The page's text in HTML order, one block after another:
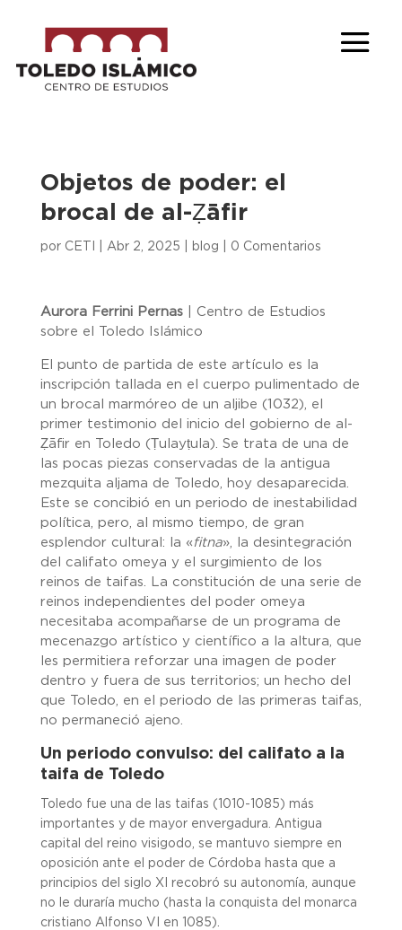
Objetos de poder: el
brocal de al-Ẓāfir
por CETI Abr 2, 2025 blog 0 Comentarios
Aurora Ferrini Pernas| Centro de Estudios
sobre el Toledo Islámico
El punto de partida de este artículo es la
inscripción tallada en el cuerpo pulimentado de
un brocal marmóreo de un aljibe (1032), el
primer testimonio del inicio del gobierno de al-
Ẓāfir en Toledo (Ṭulayṭula). Se trata de una de
las pocas piezas conservadas de la antigua
mezquita aljama de Toledo, hoy desaparecida.
Este se concibió en un periodo de inestabilidad
política, pero, al mismo tiempo, de gran
esplendor cultural: la « fitna», la desintegración
del califato omeya y el surgimiento de los
reinos de taifas. La constitución de una serie de
reinos independientes del poder omeya
necesitaba acompañarse de un programa de
mecenazgo artístico y científico a la altura, que
les permitiera reforzar una imagen de poder
dentro y fuera de sus territorios; un hecho del
que Toledo, en el periodo de las primeras taifas,
no permaneció ajeno.
Un periodo convulso: del califato a la
taifa de Toledo
Toledo fue una de las taifas (1010-1085) más
importantes y de mayor envergadura. Antigua
capital del reino visigodo, se mantuvo siempre en
oposición ante el poder de Córdoba hasta que a
principios del siglo XI recobró su autonomía, aunque
no le duraría mucho (hasta la conquista del monarca
cristiano Alfonso VI en 1085).